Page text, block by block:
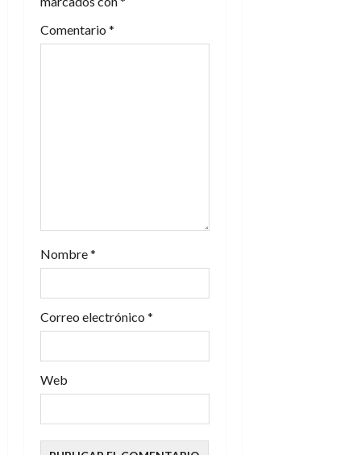
d
a
d
a
s
Comentario *
Nombre*
Correo electrónico *
Web